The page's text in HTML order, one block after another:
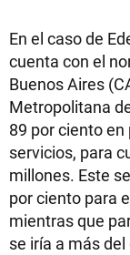
En el caso de
cuenta con el
Buenos Aires
Metropolitana
89 por ciento
servicios, para
millones. Este
por ciento para
mientras que
se iría a más